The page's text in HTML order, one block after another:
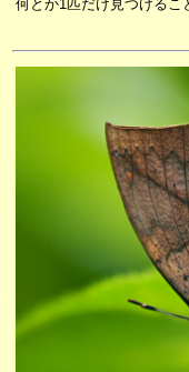
何とか1匹だけ見つけるこ